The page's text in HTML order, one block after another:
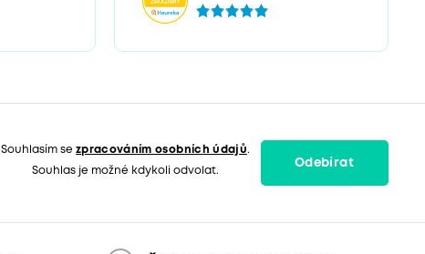
Souhlasím sezpracováním osobních údajů.
Souhlas je možné kdykoli odvolat.
Odebírat